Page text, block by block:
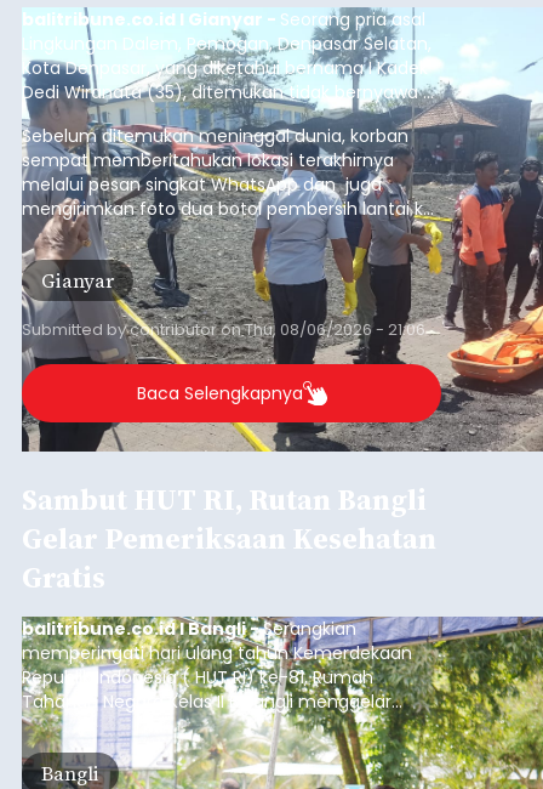
balitribune.co.id I Gianyar - Seorang pria asal
Lingkungan Dalem, Pemogan, Denpasar Selatan,
Kota Denpasar, yang diketahui bernama I Kadek
Dedi Wiranata (35), ditemukan tidak bernyawa di
pesisir Pantai Purnama, Sukawati.
Sebelum ditemukan meninggal dunia, korban
sempat memberitahukan lokasi terakhirnya
melalui pesan singkat WhatsApp dan juga
mengirimkan foto dua botol pembersih lantai ke
istrinya.
Gianyar
Submitted bycontributoronThu, 08/06/2026 - 21:06
Baca Selengkapnya
Sambut HUT RI, Rutan Bangli
Gelar Pemeriksaan Kesehatan
Gratis
balitribune.co.id I Bangli -Serangkian
memperingati hari ulang tahun Kemerdekaan
Republik Indonesia ( HUT RI) ke-81, Rumah
Tahanan Negara Kelas II B Bangli menggelar
kegiatan pemeriksaan kesehatan gratis, Rabu
(6/8/2026).
Bangli